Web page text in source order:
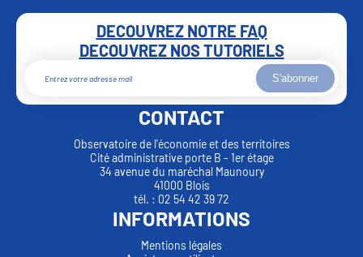
DECOUVREZ NOTRE FAQ
DECOUVREZ NOS TUTORIELS
S'abonner
CONTACT
Observatoire de l'économie et des territoires
Cité administrative porte B - 1er étage
34 avenue du maréchal Maunoury
41000 Blois
tél. : 02 54 42 39 72
INFORMATIONS
Mentions légales